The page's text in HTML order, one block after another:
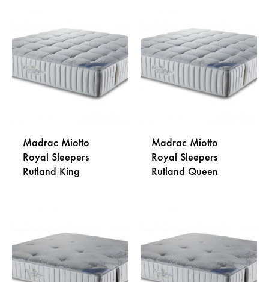
NA
LISTU
ŽELJA
NA
LISTU
ŽELJA
Madrac Miotto
Royal Sleepers
Rutland King
LISTU
ŽELJA
Madrac Miotto
Royal Sleepers
Rutland Queen
LISTU
ŽELJA